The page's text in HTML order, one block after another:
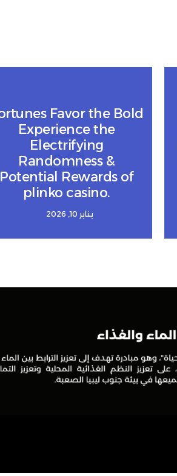
Favor the Bold
Experience the
Electrifying
Randomness &
Potential Rewards of
plinko casino.
يناير 10, 2026